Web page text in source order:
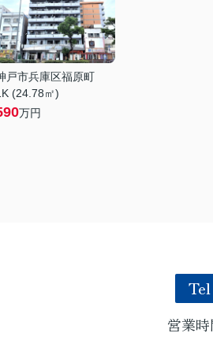
戸市兵庫区福原町
(24.78㎡)
万円
Tel
営業